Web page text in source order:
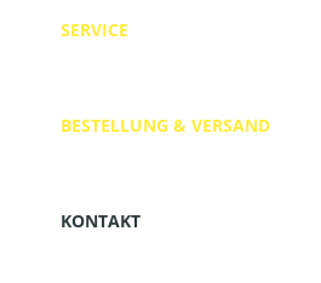
SERVICE
BESTELLUNG & VERSAND
KONTAKT